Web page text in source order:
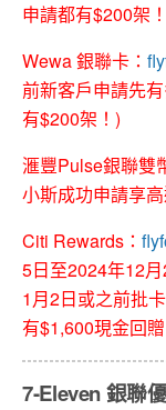
申請都有$200架
Wewa 銀聯卡：
前新客戶申請先
有$200架！)
滙豐Pulse銀聯雙
小斯成功申請享
Citi Rewards ：
5日至2024年12
1月2日或之前批
有$1,600現金回
7-Eleven 銀聯